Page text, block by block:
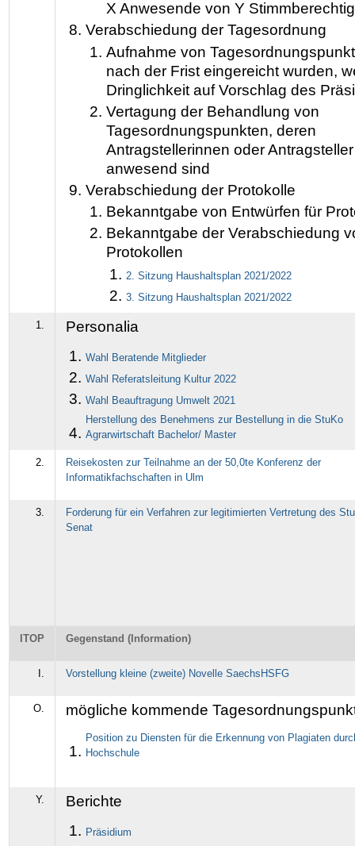
X Anwesende von Y
Verabschiedung der Tagesordnung
Aufnahme von
nach der Frist eingereicht wurden,
Dringlichkeit auf Vorschlag des
Vertagung der Behandlung von
Tagesordnungspunkten, deren
Antragstellerinnen oder
anwesend sind
Verabschiedung der Protokolle
Bekanntgabe von Entwürfen für
Bekanntgabe der Verabschiedung
Protokollen
2. Sitzung Haushaltsplan 2021/2022
3 . Sitzung Haushaltsplan 2021/2022
1. Personalia
Wahl Beratende Mitglieder
Wahl Referatsleitung Kultur 2022
Wahl Beauftragung Umwelt 2021
Herstellung des Benehmens zur Bestellung in die StuKo
Agrarwirtschaft Bachelor/ Master
2.
Reisekosten zur Teilnahme an der 50,0te Konferenz der
Informatikfachschaften in Ulm
3.
Forderung für ein Verfahren zur legitimierten Vertretung des
Senat
ITOP Gegenstand (Information)
I. Vorstellung kleine (zweite) Novelle SaechsHSFG
O. mögliche kommende
Position zu Diensten für die Erkennung von Plagiaten
Hochschule
Y. Berichte
Präsidium